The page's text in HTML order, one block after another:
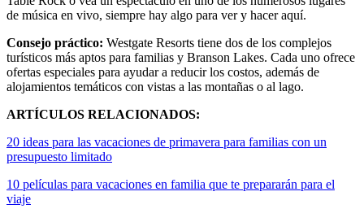
de música en vivo, siempre hay algo para ver y hacer aquí.
Consejo práctico: Westgate Resorts tiene dos de los complejos
turísticos más aptos para familias y Branson Lakes. Cada uno ofrece
ofertas especiales para ayudar a reducir los costos, además de
alojamientos temáticos con vistas a las montañas o al lago.
ARTÍCULOS RELACIONADOS:
20 ideas para las vacaciones de primavera para familias con un
presupuesto limitado
10 películas para vacaciones en familia que te prepararán para el
viaje